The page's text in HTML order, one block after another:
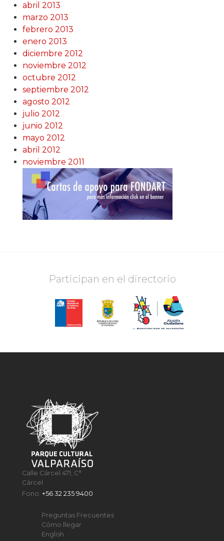
abril 2013
marzo 2013
febrero 2013
enero 2013
diciembre 2012
noviembre 2012
octubre 2012
septiembre 2012
agosto 2012
julio 2012
junio 2012
mayo 2012
abril 2012
noviembre 2011
Participan en el directorio
Calle Cárcel 471, C°
Cárcel
Fono:+56 32 235 9400
Preguntas Frecuentes
Cómo llegar
English